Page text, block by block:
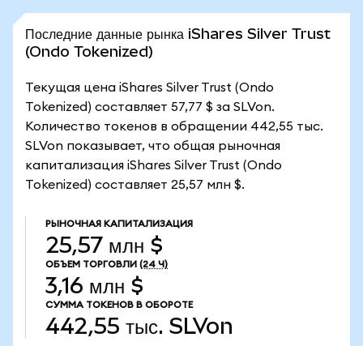
Последние данные рынка iShares Silver Trust
(Ondo Tokenized)
Текущая цена iShares Silver Trust (Ondo
Tokenized) составляет 57,77 $ за SLVon.
Количество токенов в обращении 442,55 тыс.
SLVon показывает, что общая рыночная
капитализация iShares Silver Trust (Ondo
Tokenized) составляет 25,57 млн $.
РЫНОЧНАЯ КАПИТАЛИЗАЦИЯ
25,57 млн $
ОБЪЕМ ТОРГОВЛИ (24 Ч)
3,16 млн $
СУММА ТОКЕНОВ В ОБОРОТЕ
442,55 тыс. SLVon